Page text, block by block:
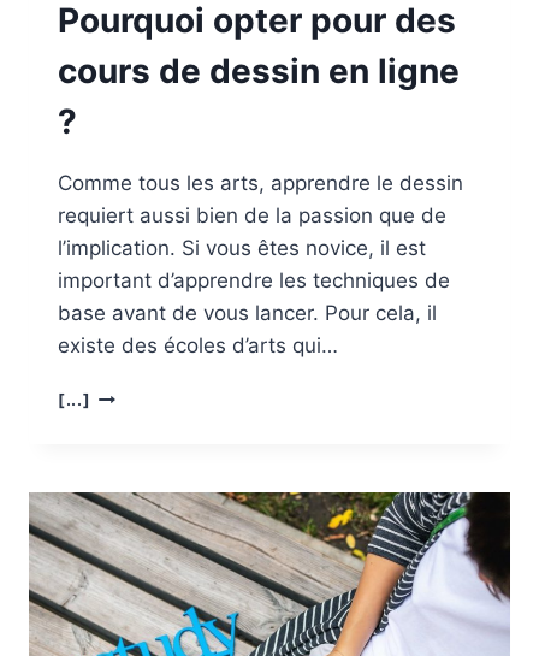
Pourquoi opter pour des
cours de dessin en ligne
?
Comme tous les arts, apprendre le dessin
requiert aussi bien de la passion que de
l’implication. Si vous êtes novice, il est
important d’apprendre les techniques de
base avant de vous lancer. Pour cela, il
existe des écoles d’arts qui…
[...] POURQUOI
COURS
DE
DESSIN
EN
LIGNE
?